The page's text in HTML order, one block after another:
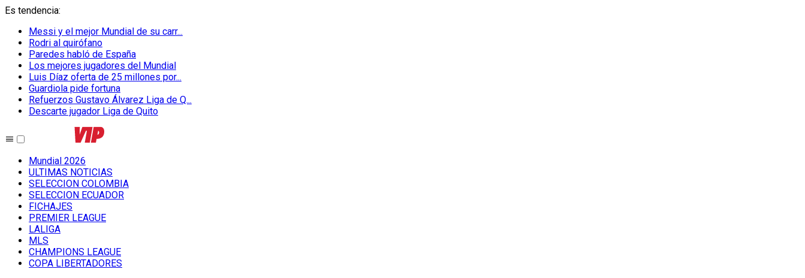
Es tendencia:
Messi y el mejor Mundial de su carr...
Rodri al quirófano
Paredes habló de España
Los mejores jugadores del Mundial
Luis Díaz oferta de 25 millones por...
Guardiola pide fortuna
Refuerzos Gustavo Álvarez Liga de Q...
Descarte jugador Liga de Quito
Mundial 2026
ULTIMAS NOTICIAS
SELECCION COLOMBIA
SELECCION ECUADOR
FICHAJES
PREMIER LEAGUE
LALIGA
MLS
CHAMPIONS LEAGUE
COPA LIBERTADORES